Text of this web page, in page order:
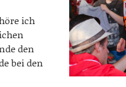
ich
den
bei den